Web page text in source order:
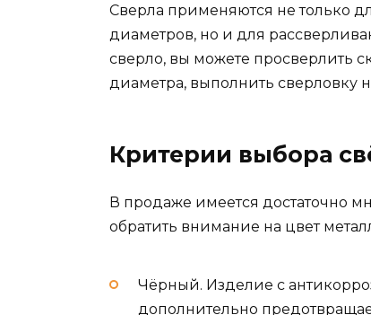
Сверла применяются не только
диаметров, но и для
сверло, вы можете просверлить
диаметра, выполнить сверловку
Критерии выбора
В продаже имеется достаточно
обратить внимание на цвет
Чёрный. Изделие с
дополнительно